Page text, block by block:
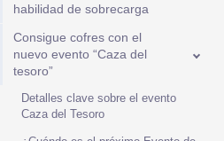
habilidad de sobrecarga
Consigue cofres con el
nuevo evento “Caza del
tesoro”
Detalles clave sobre el evento
Caza del Tesoro